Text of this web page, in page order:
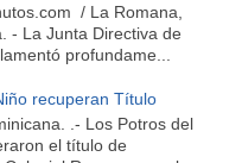
/ La Romana,
- La Junta Directiva de
profundame...
recuperan Título
.- Los Potros del
el título de